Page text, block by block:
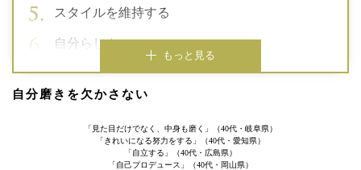
スタイルを維持する
自分らしさ
もっと見る
自分磨きを欠かさない
「見た目だけでなく、中身も磨く」（40代・岐阜県）
「きれいになる努力をする」（40代・愛知県）
「自立する」（40代・広島県）
「自己プロデュース」（40代・岡山県）